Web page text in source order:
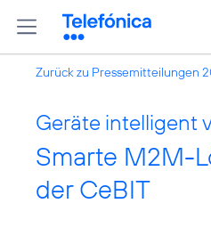
Zurück zu Pressemitteilungen
Geräte intelligent
Smarte M2M-
der CeBIT